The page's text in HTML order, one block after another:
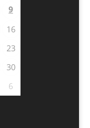
9
16
23
30
6